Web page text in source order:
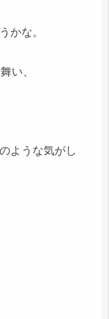
かな。
い、
ような気がし